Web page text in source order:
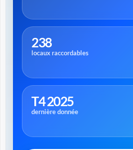
238
locaux raccordables
T4 2025
dernière donnée